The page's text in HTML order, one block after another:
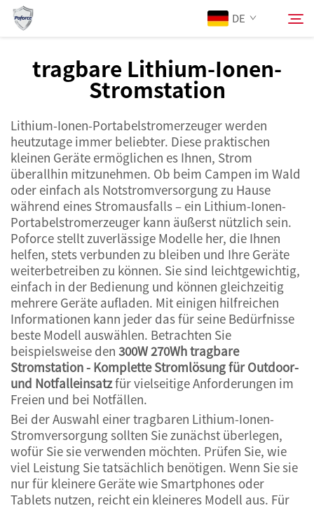
DE
Über Uns
Produkte
Dienstleistungen
Neuigkeiten
Kontaktieren Sie uns
tragbare Lithium-Ionen-
Stromstation
Lithium-Ionen-Portabelstromerzeuger werden
heutzutage immer beliebter. Diese praktischen
kleinen Geräte ermöglichen es Ihnen, Strom
überallhin mitzunehmen. Ob beim Campen im Wald
oder einfach als Notstromversorgung zu Hause
während eines Stromausfalls – ein Lithium-Ionen-
Portabelstromerzeuger kann äußerst nützlich sein.
Poforce stellt zuverlässige Modelle her, die Ihnen
helfen, stets verbunden zu bleiben und Ihre Geräte
weiterbetreiben zu können. Sie sind leichtgewichtig,
einfach in der Bedienung und können gleichzeitig
mehrere Geräte aufladen. Mit einigen hilfreichen
Informationen kann jeder das für seine Bedürfnisse
beste Modell auswählen. Betrachten Sie
beispielsweise den 300W 270Wh tragbare
Stromstation - Komplette Stromlösung für Outdoor-
und Notfalleinsatzfür vielseitige Anforderungen im
Freien und bei Notfällen.
Bei der Auswahl einer tragbaren Lithium-Ionen-
Stromversorgung sollten Sie zunächst überlegen,
wofür Sie sie verwenden möchten. Prüfen Sie, wie
viel Leistung Sie tatsächlich benötigen. Wenn Sie sie
nur für kleinere Geräte wie Smartphones oder
Tablets nutzen, reicht ein kleineres Modell aus. Für